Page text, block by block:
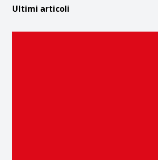
Ultimi articoli